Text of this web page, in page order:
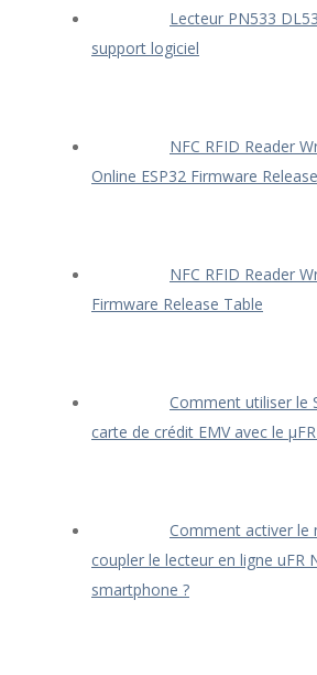
Lecteur PN533
support logiciel
NFC RFID Reader
Online ESP32 Firmware Release
NFC RFID Reader
Firmware Release Table
Comment utiliser le
carte de crédit EMV avec le
Comment activer le
coupler le lecteur en ligne uFR
smartphone ?